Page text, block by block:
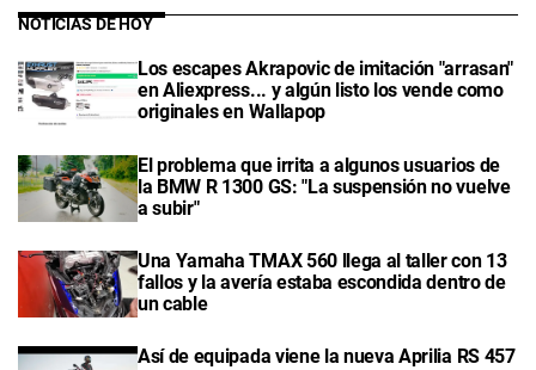
NOTICIAS DE HOY
Los escapes Akrapovic de imitación "arrasan"
en Aliexpress... y algún listo los vende como
originales en Wallapop
El problema que irrita a algunos usuarios de
la BMW R 1300 GS: "La suspensión no vuelve
a subir"
Una Yamaha TMAX 560 llega al taller con 13
fallos y la avería estaba escondida dentro de
un cable
Así de equipada viene la nueva Aprilia RS 457